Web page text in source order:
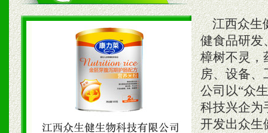
江西众生
健食品研发
樟树不灵，
房、设备、
公司以“众
科技兴企为
开发出众生